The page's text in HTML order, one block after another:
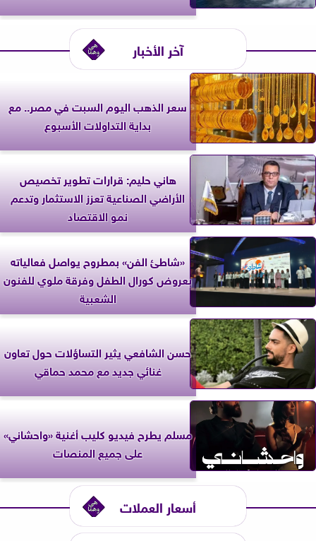
آخر الأخبار
سعر الذهب اليوم السبت في مصر.. مع
بداية التداولات الأسبوع
هاني حليم: قرارات تطوير تخصيص
الأراضي الصناعية تعزز الاستثمار وتدعم
نمو الاقتصاد
«شاطئ الفن» بمطروح يواصل فعالياته
بعروض كورال الطفل وفرقة ملوي للفنون
الشعبية
حسن الشافعي يثير التساؤلات حول تعاون
غنائي جديد مع محمد حماقي
مسلم يطرح فيديو كليب أغنية «واحشاني»
على جميع المنصات
أسعار العملات